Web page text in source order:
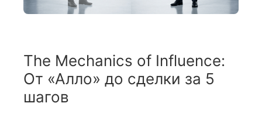
The Mechanics of Influence:
От «Алло» до сделки за 5
шагов